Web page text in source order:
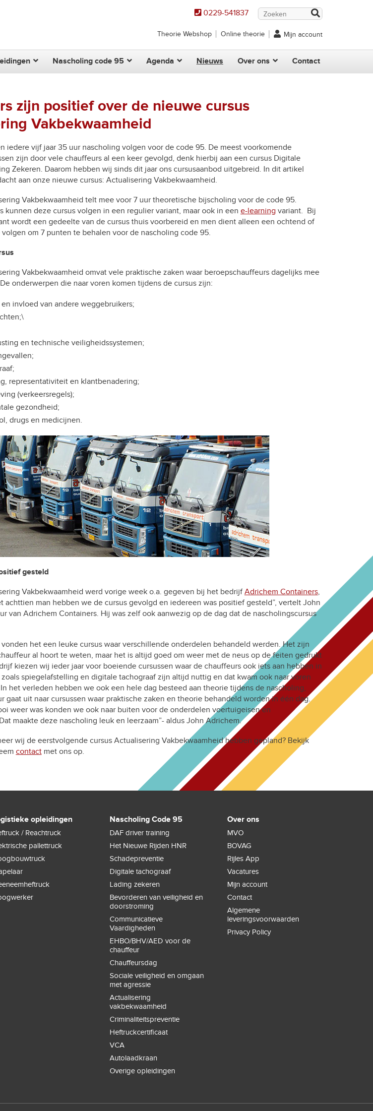
0229-541837
Theorie Webshop Online theorie Mijn account
Nascholing code 95 Agenda Nieuws Over ons Contact
zijn positief over de nieuwe cursus
Vakbekwaamheid
iedere vijf jaar 35 uur nascholing volgen voor de code 95. De meest voorkomende
zijn door vele chauffeurs al een keer gevolgd, denk hierbij aan een cursus Digitale
Zekeren. Daarom hebben wij sinds dit jaar ons cursusaanbod uitgebreid. In dit artikel
aan onze nieuwe cursus: Actualisering Vakbekwaamheid.
Vakbekwaamheid telt mee voor 7 uur theoretische bijscholing voor de code 95.
kunnen deze cursus volgen in een regulier variant, maar ook in een e-learning variant. Bij
wordt een gedeelte van de cursus thuis voorbereid en men dient alleen een ochtend of
om 7 punten te behalen voor de nascholing code 95.
Vakbekwaamheid omvat vele praktische zaken waar beroepschauffeurs dagelijks mee
onderwerpen die naar voren komen tijdens de cursus zijn:
invloed van andere weggebruikers;
en technische veiligheidssystemen;
representativiteit en klantbenadering;
(verkeersregels);
gezondheid;
drugs en medicijnen.
gesteld
Vakbekwaamheid werd vorige week o.a. gegeven bij het bedrijfAdrichem Containers,
achttien man hebben we de cursus gevolgd en iedereen was positief gesteld”, vertelt John
van Adrichem Containers. Hij was zelf ook aanwezig op de dag dat de nascholingscursus
vonden het een leuke cursus waar verschillende onderdelen behandeld werden. Het zijn
al hoort te weten, maar het is altijd goed om weer met de neus op de feiten gedrukt
kiezen wij ieder jaar voor boeiende cursussen waar de chauffeurs ook iets aan hebben in
spiegelafstelling en digitale tachograaf zijn altijd nuttig en dat kwam ook naar voren
het verleden hebben we ook een hele dag besteed aan theorie tijdens de nascholing,
gaat uit naar cursussen waar praktische zaken en theorie behandeld worden in één dag.
weer was konden we ook naar buiten voor de onderdelen voertuigeisen en
maakte deze nascholing leuk en leerzaam”- aldus John Adrichem.
wij de eerstvolgende cursus Actualisering Vakbekwaamheid hebben gepland? Bekijk
contactmet ons op.
opleidingen
/ Reachtruck
pallettruck
Nascholing Code 95
DAF driver training
Het Nieuwe Rijden HNR
Schadepreventie
Digitale tachograaf
Lading zekeren
Bevorderen van veiligheid en
doorstroming
Communicatieve
Vaardigheden
EHBO/BHV/AED voor de
chauffeur
Chauffeursdag
Sociale veiligheid en omgaan
met agressie
Actualisering
vakbekwaamheid
Criminaliteitspreventie
Heftruckcertificaat
VCA
Autolaadkraan
Overige opleidingen
Over ons
MVO
BOVAG
Rijles App
Vacatures
Mijn account
Contact
Algemene
leveringsvoorwaarden
Privacy Policy